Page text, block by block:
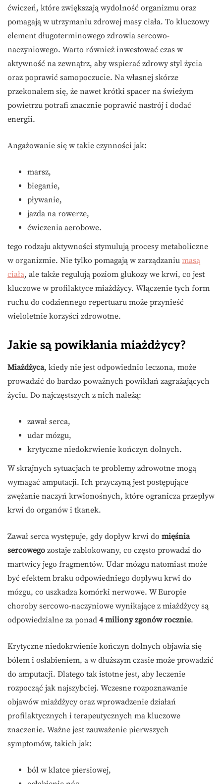
ćwiczeń, które zwiększają wydolność organizmu oraz
pomagają w utrzymaniu zdrowej masy ciała. To kluczowy
element długoterminowego zdrowia sercowo-
naczyniowego. Warto również inwestować czas w
aktywność na zewnątrz, aby wspierać zdrowy styl życia
oraz poprawić samopoczucie. Na własnej skórze
przekonałem się, że nawet krótki spacer na świeżym
powietrzu potrafi znacznie poprawić nastrój i dodać
energii.
Angażowanie się w takie czynności jak:
marsz,
bieganie,
pływanie,
jazda na rowerze,
ćwiczenia aerobowe.
tego rodzaju aktywności stymulują procesy metaboliczne
w organizmie. Nie tylko pomagają w zarządzaniu masą
ciała, ale także regulują poziom glukozy we krwi, co jest
kluczowe w profilaktyce miażdżycy. Włączenie tych form
ruchu do codziennego repertuaru może przynieść
wieloletnie korzyści zdrowotne.
Jakie są powikłania miażdżycy?
Miażdżyca, kiedy nie jest odpowiednio leczona, może
prowadzić do bardzo poważnych powikłań zagrażających
życiu. Do najczęstszych z nich należą:
zawał serca,
udar mózgu,
krytyczne niedokrwienie kończyn dolnych.
W skrajnych sytuacjach te problemy zdrowotne mogą
wymagać amputacji. Ich przyczyną jest postępujące
zwężanie naczyń krwionośnych, które ogranicza przepływ
krwi do organów i tkanek.
Zawał serca występuje, gdy dopływ krwi do mięśnia
sercowego zostaje zablokowany, co często prowadzi do
martwicy jego fragmentów. Udar mózgu natomiast może
być efektem braku odpowiedniego dopływu krwi do
mózgu, co uszkadza komórki nerwowe. W Europie
choroby sercowo-naczyniowe wynikające z miażdżycy są
odpowiedzialne za ponad 4 miliony zgonów rocznie.
Krytyczne niedokrwienie kończyn dolnych objawia się
bólem i osłabieniem, a w dłuższym czasie może prowadzić
do amputacji. Dlatego tak istotne jest, aby leczenie
rozpocząć jak najszybciej. Wczesne rozpoznawanie
objawów miażdżycy oraz wprowadzenie działań
profilaktycznych i terapeutycznych ma kluczowe
znaczenie. Ważne jest zauważenie pierwszych
symptomów, takich jak:
ból w klatce piersiowej,